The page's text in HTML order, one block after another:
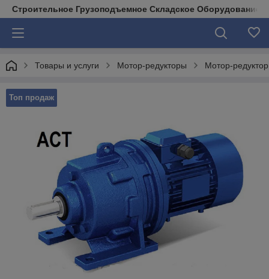
Строительное Грузоподъемное Складское Оборудование
Товары и услуги Мотор-редукторы Мотор-
Топ продаж